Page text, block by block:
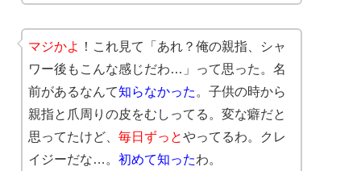
マジかよ ！これ見て「あれ？俺の親指、シャ
ワー後もこんな感じだわ…」って思った。名
前があるなんて知らなかった 。子供の時から
親指と爪周りの皮をむしってる。変な癖だと
思ってたけど、 毎日ずっとやってるわ。クレ
イジーだな…。 初めて知ったわ。